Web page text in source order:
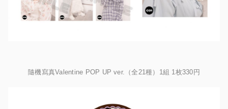
隨機寫真Valentine POP UP ver.（全21種）1組 1枚330円